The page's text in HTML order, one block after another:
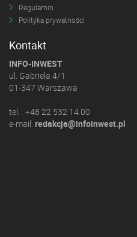
Regulamin
Polityka prywatności
Kontakt
INFO-INWEST
ul. Gabriela 4/1
01-347 Warszawa
tel. +48 22 532 14 00
e-mail: redakcja@infoinwest.pl